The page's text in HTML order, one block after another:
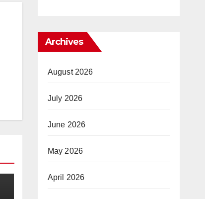
Archives
August 2026
July 2026
June 2026
May 2026
April 2026